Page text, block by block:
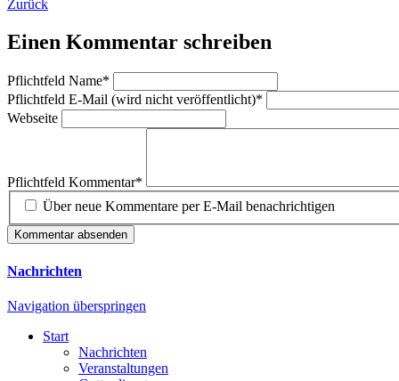
Zurück
Einen Kommentar schreiben
Pflichtfeld Name*
Pflichtfeld E-Mail (wird nicht veröffentlicht)*
Webseite
Pflichtfeld Kommentar*
Über neue Kommentare per E-Mail benachrichtigen
Kommentar absenden
Nachrichten
Navigation überspringen
Start
Nachrichten
Veranstaltungen